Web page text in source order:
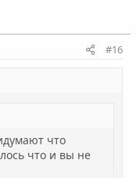
#16
что
что и вы не